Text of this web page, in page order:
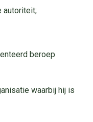
autoriteit;
beroep
waarbij hij is